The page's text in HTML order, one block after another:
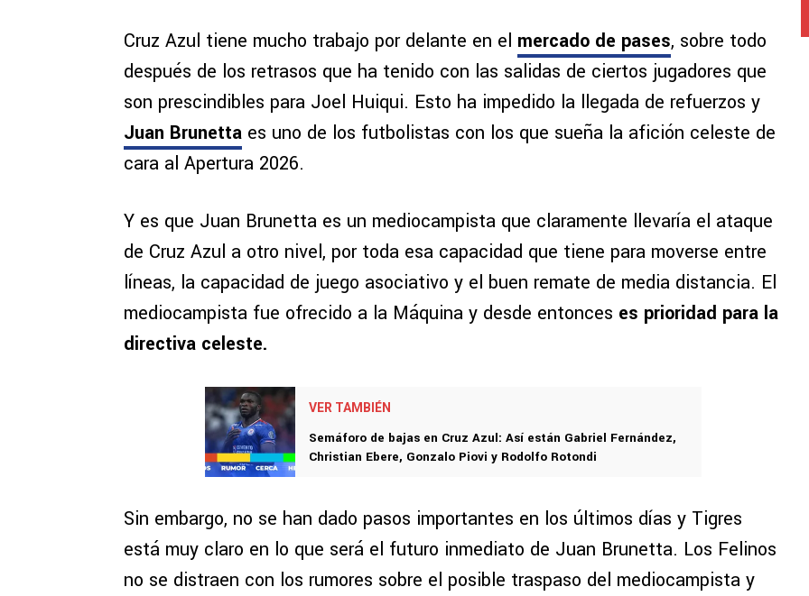
Cruz Azul tiene mucho trabajo por delante en el mercado de pases, sobre todo
después de los retrasos que ha tenido con las salidas de ciertos jugadores que
son prescindibles para Joel Huiqui. Esto ha impedido la llegada de refuerzos y
Juan Brunetta es uno de los futbolistas con los que sueña la afición celeste de
cara al Apertura 2026.
Y es que Juan Brunetta es un mediocampista que claramente llevaría el ataque
de Cruz Azul a otro nivel, por toda esa capacidad que tiene para moverse entre
líneas, la capacidad de juego asociativo y el buen remate de media distancia. El
mediocampista fue ofrecido a la Máquina y desde entonces es prioridad para la
directiva celeste.
VER TAMBIÉN
Semáforo de bajas en Cruz Azul: Así están Gabriel Fernández,
Christian Ebere, Gonzalo Piovi y Rodolfo Rotondi
Sin embargo, no se han dado pasos importantes en los últimos días y Tigres
está muy claro en lo que será el futuro inmediato de Juan Brunetta. Los Felinos
no se distraen con los rumores sobre el posible traspaso del mediocampista y